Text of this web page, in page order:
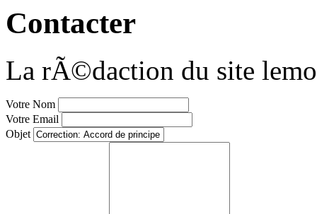
Contacter
La rÃ©daction du site
Votre Nom
Votre Email
Objet